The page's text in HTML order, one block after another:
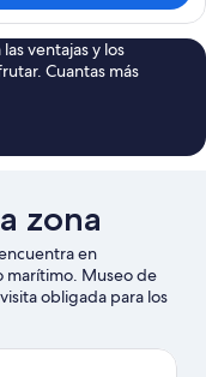
ventajas y los
Cuantas más
zona
en
marítimo. Museo de
obligada para los
junto con Capilla.
a la montaña,